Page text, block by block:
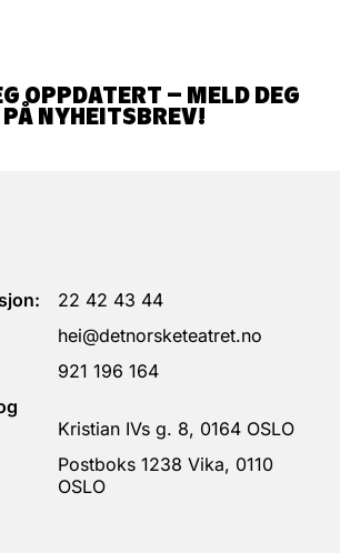
OPPDATERT – MELD DEG
PÅ NYHEITSBREV!
22 42 43 44
hei@detnorsketeatret.no
921 196 164
Kristian IVs g. 8, 0164 OSLO
Postboks 1238 Vika, 0110
OSLO